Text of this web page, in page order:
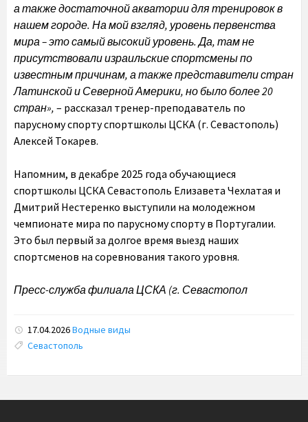
а также достаточной акватории для тренировок в
нашем городе. На мой взгляд, уровень первенства
мира – это самый высокий уровень. Да, там не
присутствовали израильские спортсмены по
известным причинам, а также представители стран
Латинской и Северной Америки, но было более 20
стран», – рассказал тренер-преподаватель по
парусному спорту спортшколы ЦСКА (г. Севастополь)
Алексей Токарев.
Напомним, в декабре 2025 года обучающиеся
спортшколы ЦСКА Севастополь Елизавета Чехлатая и
Дмитрий Нестеренко выступили на молодежном
чемпионате мира по парусному спорту в Португалии.
Это был первый за долгое время выезд наших
спортсменов на соревнования такого уровня.
Пресс-служба филиала ЦСКА (г. Севастопол
17.04.2026Водные виды
Tags:
Севастополь